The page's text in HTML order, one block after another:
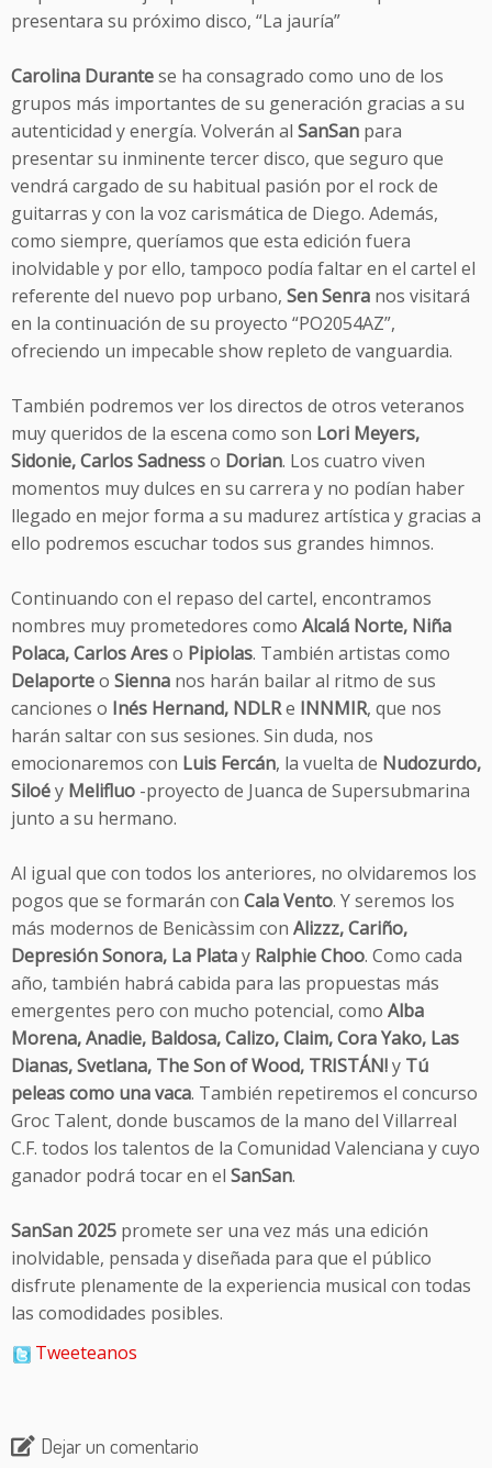
presentara su próximo disco, “La jauría”
Carolina Durantese ha consagrado como uno de los
grupos más importantes de su generación gracias a su
autenticidad y energía. Volverán al SanSan para
presentar su inminente tercer disco, que seguro que
vendrá cargado de su habitual pasión por el rock de
guitarras y con la voz carismática de Diego. Además,
como siempre, queríamos que esta edición fuera
inolvidable y por ello, tampoco podía faltar en el cartel el
referente del nuevo pop urbano, Sen Senra nos visitará
en la continuación de su proyecto “PO2054AZ”,
ofreciendo un impecable show repleto de vanguardia.
También podremos ver los directos de otros veteranos
muy queridos de la escena como son Lori Meyers,
Sidonie, Carlos Sadnesso Dorian. Los cuatro viven
momentos muy dulces en su carrera y no podían haber
llegado en mejor forma a su madurez artística y gracias a
ello podremos escuchar todos sus grandes himnos.
Continuando con el repaso del cartel, encontramos
nombres muy prometedores como Alcalá Norte, Niña
Polaca, Carlos Areso Pipiolas. También artistas como
Delaporteo Sienna nos harán bailar al ritmo de sus
canciones o Inés Hernand, NDLRe INNMIR, que nos
harán saltar con sus sesiones. Sin duda, nos
emocionaremos con Luis Fercán, la vuelta de Nudozurdo,
Siloéy Melifluo -proyecto de Juanca de Supersubmarina
junto a su hermano.
Al igual que con todos los anteriores, no olvidaremos los
pogos que se formarán con Cala Vento. Y seremos los
más modernos de Benicàssim con Alizzz, Cariño,
Depresión Sonora, La Platay Ralphie Choo. Como cada
año, también habrá cabida para las propuestas más
emergentes pero con mucho potencial, como Alba
Morena, Anadie, Baldosa, Calizo, Claim, Cora Yako, Las
Dianas, Svetlana, The Son of Wood, TRISTÁN!y Tú
peleas como una vaca. También repetiremos el concurso
Groc Talent, donde buscamos de la mano del Villarreal
C.F. todos los talentos de la Comunidad Valenciana y cuyo
ganador podrá tocar en el SanSan.
SanSan 2025 promete ser una vez más una edición
inolvidable, pensada y diseñada para que el público
disfrute plenamente de la experiencia musical con todas
las comodidades posibles.
Tweeteanos
Dejar un comentario